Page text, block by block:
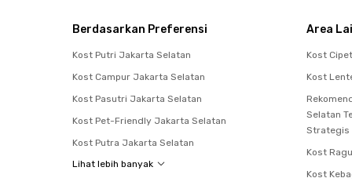
Berdasarkan Preferensi
Kost Putri Jakarta Selatan
Kost Campur Jakarta Selatan
Kost Pasutri Jakarta Selatan
Kost Pet-Friendly Jakarta Selatan
Kost Putra Jakarta Selatan
Lihat lebih banyak
Area
Kost
Kost
Selatan
Strategis
Kost
Kost